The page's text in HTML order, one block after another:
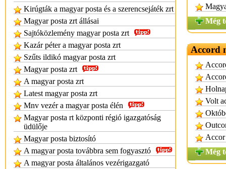
Kirúgták a magyar posta és a szerencsejáték zrt
Magyar posta zrt állásai
Sajtóközlemény magyar posta zrt
Kazár péter a magyar posta zrt
Szűts ildikó magyar posta zrt
Magyar posta zrt
A magyar posta zrt
Latest magyar posta zrt
Mnv vezér a magyar posta élén
Magyar posta rt központi régió igazgatóság
üdülője
Magyar posta biztosító
A magyar posta továbbra sem fogyasztó
A magyar posta általános vezérigazgató
Még
Accord
Volt
Még